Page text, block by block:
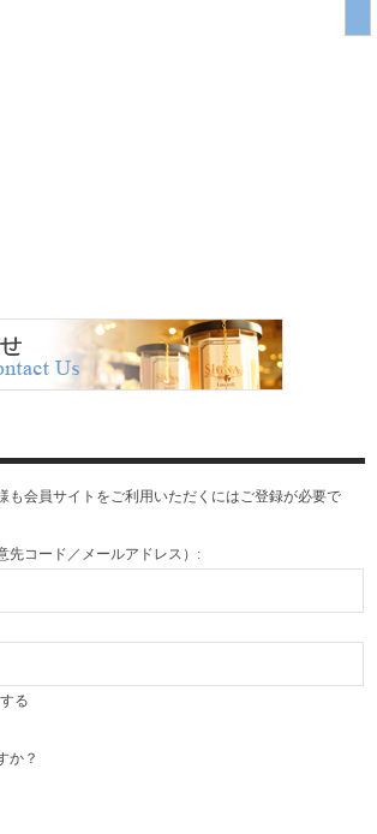
も会員サイトをご利用いただくには ご登録が必要で
先コード／メールアドレス）:
る
か？